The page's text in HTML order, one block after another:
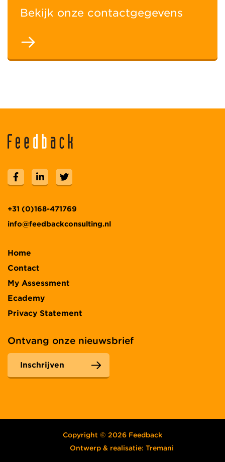
Bekijk onze contactgegevens
+31 (0)168-471769
info@feedbackconsulting.nl
Home
Contact
My Assessment
Ecademy
Privacy Statement
Ontvang onze nieuwsbrief
Inschrijven
Copyright © 2026 Feedback
Ontwerp & realisatie:Tremani